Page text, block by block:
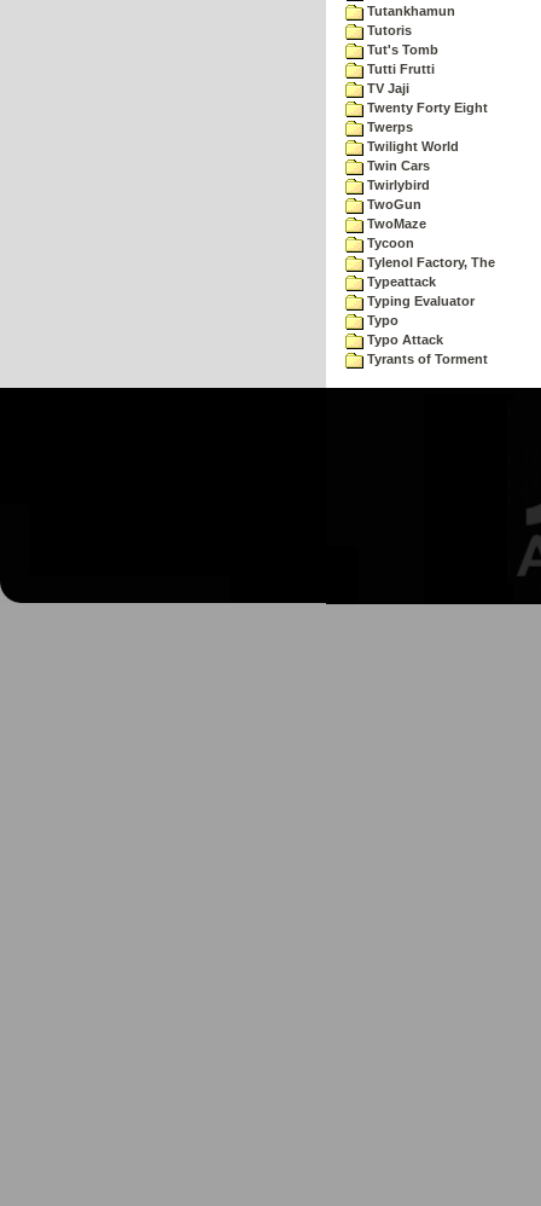
Tutankhamun
Tutoris
Tut's Tomb
Tutti Frutti
TV Jaji
Twenty Forty Eight
Twerps
Twilight World
Twin Cars
Twirlybird
TwoGun
TwoMaze
Tycoon
Tylenol Factory, The
Typeattack
Typing Evaluator
Typo
Typo Attack
Tyrants of Torment